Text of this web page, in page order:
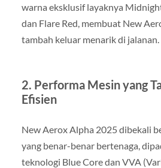
warna eksklusif layaknya
dan Flare Red, membuat New
tambah keluar menarik di jalanan.
2. Performa Mesin yang
Efisien
New Aerox Alpha 2025 dibekali
yang benar-benar bertenaga,
teknologi Blue Core dan VVA